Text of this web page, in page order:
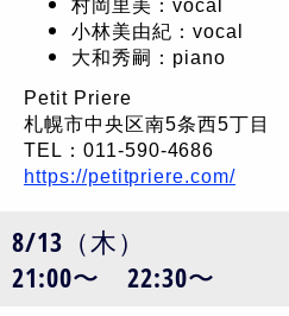
小林美由紀：vocal
大和秀嗣：piano
Petit Priere
札幌市中央区南5条西5丁目
TEL：011-590-4686
https://petitpriere.com/
8/13（木）
21:00〜 22:30〜